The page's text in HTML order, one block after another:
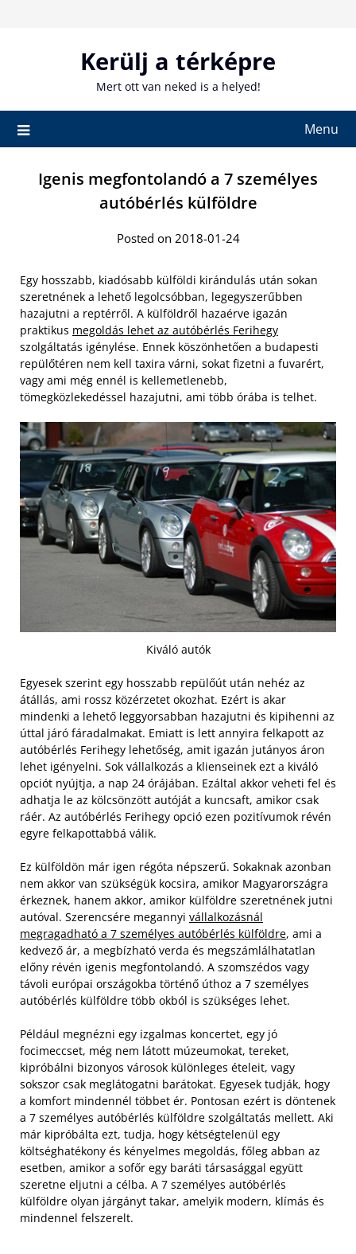
Kerülj a térképre
Mert ott van neked is a helyed!
Menu
Igenis megfontolandó a 7 személyes
autóbérlés külföldre
Posted on 2018-01-24
Egy hosszabb, kiadósabb külföldi kirándulás után sokan
szeretnének a lehető legolcsóbban, legegyszerűbben
hazajutni a reptérről. A külföldről hazaérve igazán
praktikus megoldás lehet az autóbérlés Ferihegy
szolgáltatás igénylése. Ennek köszönhetően a budapesti
repülőtéren nem kell taxira várni, sokat fizetni a fuvarért,
vagy ami még ennél is kellemetlenebb,
tömegközlekedéssel hazajutni, ami több órába is telhet.
Kiváló autók
Egyesek szerint egy hosszabb repülőút után nehéz az
átállás, ami rossz közérzetet okozhat. Ezért is akar
mindenki a lehető leggyorsabban hazajutni és kipihenni az
úttal járó fáradalmakat. Emiatt is lett annyira felkapott az
autóbérlés Ferihegy lehetőség, amit igazán jutányos áron
lehet igényelni. Sok vállalkozás a klienseinek ezt a kiváló
opciót nyújtja, a nap 24 órájában. Ezáltal akkor veheti fel és
adhatja le az kölcsönzött autóját a kuncsaft, amikor csak
ráér. Az autóbérlés Ferihegy opció ezen pozitívumok révén
egyre felkapottabbá válik.
Ez külföldön már igen régóta népszerű. Sokaknak azonban
nem akkor van szükségük kocsira, amikor Magyarországra
érkeznek, hanem akkor, amikor külföldre szeretnének jutni
autóval. Szerencsére megannyi vállalkozásnál
megragadható a 7 személyes autóbérlés külföldre, ami a
kedvező ár, a megbízható verda és megszámlálhatatlan
előny révén igenis megfontolandó. A szomszédos vagy
távoli európai országokba történő úthoz a 7 személyes
autóbérlés külföldre több okból is szükséges lehet.
Például megnézni egy izgalmas koncertet, egy jó
focimeccset, még nem látott múzeumokat, tereket,
kipróbálni bizonyos városok különleges ételeit, vagy
sokszor csak meglátogatni barátokat. Egyesek tudják, hogy
a komfort mindennél többet ér. Pontosan ezért is döntenek
a 7 személyes autóbérlés külföldre szolgáltatás mellett. Aki
már kipróbálta ezt, tudja, hogy kétségtelenül egy
költséghatékony és kényelmes megoldás, főleg abban az
esetben, amikor a sofőr egy baráti társasággal együtt
szeretne eljutni a célba. A 7 személyes autóbérlés
külföldre olyan járgányt takar, amelyik modern, klímás és
mindennel felszerelt.